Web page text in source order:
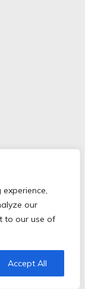
our
to our use of
Accept All